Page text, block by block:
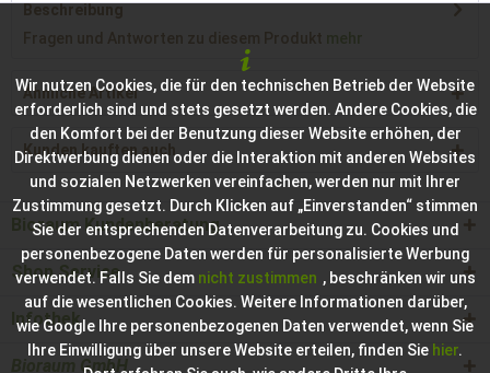
Beschreibung
Fragen und Antworten zu diesem Produkt mehr
Ähnliche Artikel
Kunden kauften auch
Bioraum Kundenberatung
Shop Service
Infothek
Bioraum GmbH
Wir nutzen Cookies, die für den technischen Betrieb der Website
erforderlich sind und stets gesetzt werden. Andere Cookies, die
den Komfort bei der Benutzung dieser Website erhöhen, der
Direktwerbung dienen oder die Interaktion mit anderen Websites
und sozialen Netzwerken vereinfachen, werden nur mit Ihrer
Zustimmung gesetzt. Durch Klicken auf „Einverstanden“ stimmen
Sie der entsprechenden Datenverarbeitung zu. Cookies und
personenbezogene Daten werden für personalisierte Werbung
verwendet. Falls Sie dem nicht zustimmen , beschränken wir uns
auf die wesentlichen Cookies. Weitere Informationen darüber,
wie Google Ihre personenbezogenen Daten verwendet, wenn Sie
Ihre Einwilligung über unsere Website erteilen, finden Sie hier.